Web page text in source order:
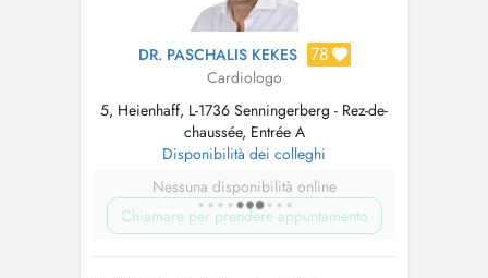
DR. PASCHALIS KEKES 78
Cardiologo
5, Heienhaff, L-1736 Senningerberg - Rez-de-
chaussée, Entrée A
Disponibilità dei colleghi
Nessuna disponibilità online
Chiamare per prendere appuntamento